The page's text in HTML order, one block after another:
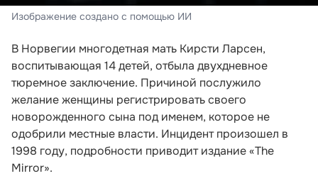
Изображение создано с помощью ИИ
В Норвегии многодетная мать Кирсти Ларсен,
воспитывающая 14 детей, отбыла двухдневное
тюремное заключение. Причиной послужило
желание женщины регистрировать своего
новорожденного сына под именем, которое не
одобрили местные власти. Инцидент произошел в
1998 году, подробности приводит издание «The
Mirror».